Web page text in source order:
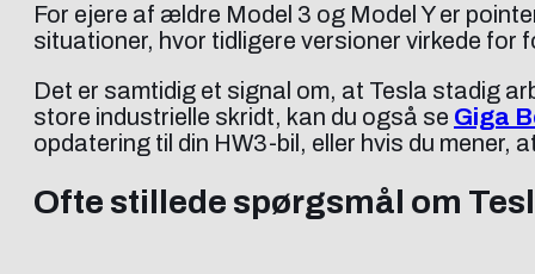
For ejere af ældre Model 3 og Model Y er
situationer, hvor tidligere versioner virkede
Det er samtidig et signal om, at Tesla stadig
store industrielle skridt, kan du også se Giga
opdatering til din HW3-bil, eller hvis du mener,
Ofte stillede spørgsmål om